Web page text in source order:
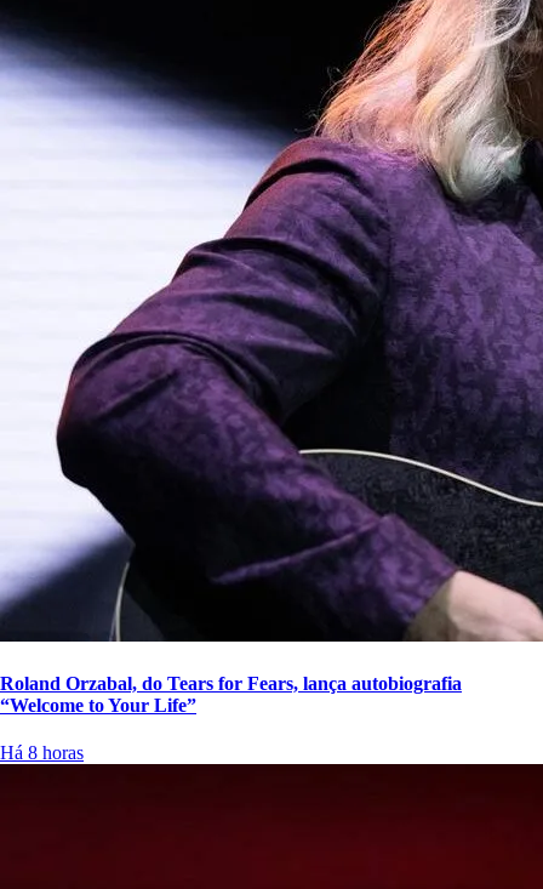
Roland Orzabal, do Tears for Fears, lança autobiografia
“Welcome to Your Life”
Há 8 horas